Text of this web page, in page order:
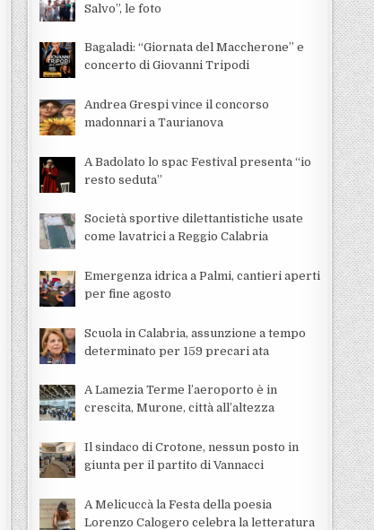
Salvo”, le foto
Bagaladi: “Giornata del Maccherone” e
concerto di Giovanni Tripodi
Andrea Grespi vince il concorso
madonnari a Taurianova
A Badolato lo spac Festival presenta “io
resto seduta”
Società sportive dilettantistiche usate
come lavatrici a Reggio Calabria
Emergenza idrica a Palmi, cantieri aperti
per fine agosto
Scuola in Calabria, assunzione a tempo
determinato per 159 precari ata
A Lamezia Terme l’aeroporto è in
crescita, Murone, città all’altezza
Il sindaco di Crotone, nessun posto in
giunta per il partito di Vannacci
A Melicuccà la Festa della poesia
Lorenzo Calogero celebra la letteratura